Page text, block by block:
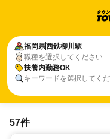
福岡県西鉄柳川駅
職種を選択してください
扶養内勤務OK
キーワードを選択してく
57件